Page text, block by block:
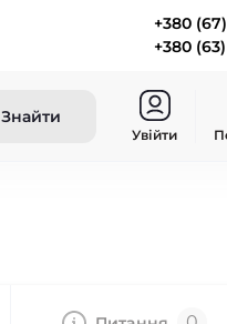
+380
+380
Знайти
Увійти